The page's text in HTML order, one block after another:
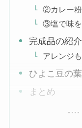
②カレー粉
③塩で味を
完成品の紹介
アレンジ
ひよこ豆の
まとめ